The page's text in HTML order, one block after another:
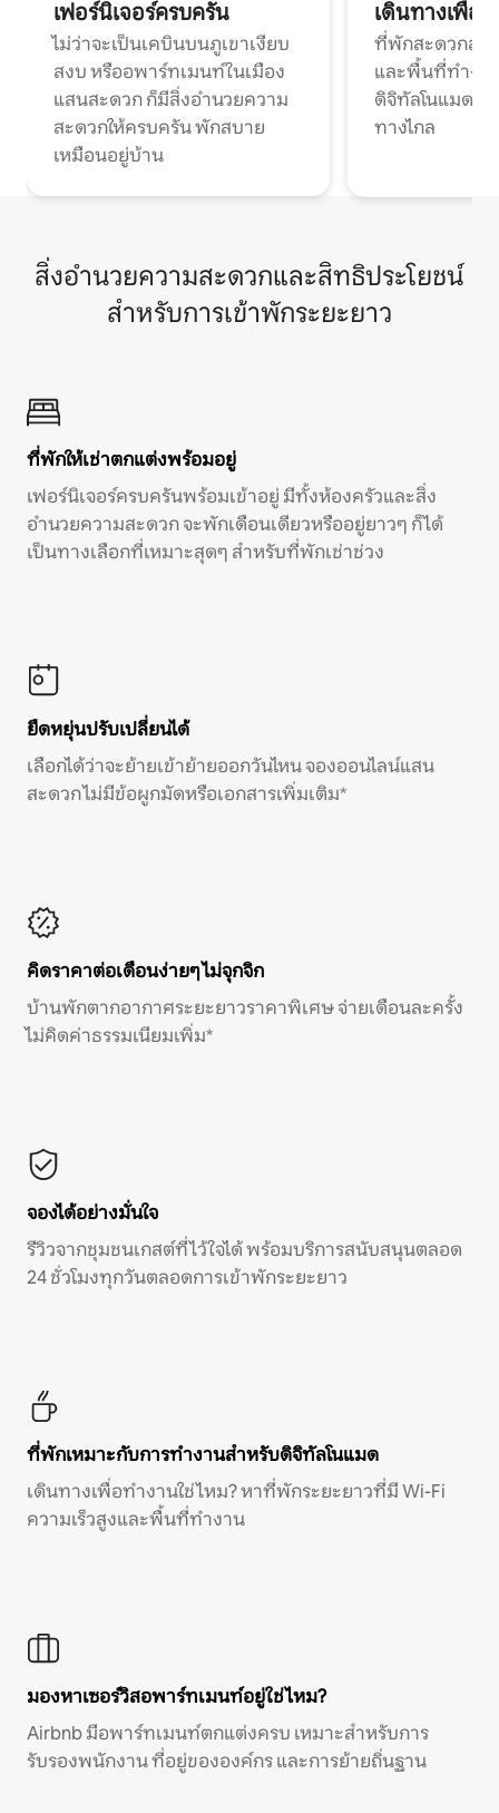
เฟอร์นิเจอร์ครบครัน
ไม่ว่าจะเป็นเคบินบนภูเขาเงียบ
สงบ หรืออพาร์ทเมนท์ในเมือง
แสนสะดวก ก็มีสิ่งอำนวยความ
สะดวกให้ครบครัน พักสบาย
เหมือนอยู่บ้าน
เดินทางเพื่อ
ที่พักสะดวกสบ
และพื้นที่ทำงา
ดิจิทัลโนแมดแ
ทางไกล
สิ่งอำนวยความสะดวกและสิทธิประโยชน์
สำหรับการเข้าพักระยะยาว
ที่พักให้เช่าตกแต่งพร้อมอยู่
เฟอร์นิเจอร์ครบครันพร้อมเข้าอยู่ มีทั้งห้องครัวและสิ่ง
อำนวยความสะดวก จะพักเดือนเดียวหรืออยู่ยาวๆ ก็ได้
เป็นทางเลือกที่เหมาะสุดๆ สำหรับที่พักเช่าช่วง
ยืดหยุ่นปรับเปลี่ยนได้
เลือกได้ว่าจะย้ายเข้าย้ายออกวันไหน จองออนไลน์แสน
สะดวก ไม่มีข้อผูกมัดหรือเอกสารเพิ่มเติม*
คิดราคาต่อเดือนง่ายๆ ไม่จุกจิก
บ้านพักตากอากาศระยะยาวราคาพิเศษ จ่ายเดือนละครั้ง
ไม่คิดค่าธรรมเนียมเพิ่ม*
จองได้อย่างมั่นใจ
รีวิวจากชุมชนเกสต์ที่ไว้ใจได้ พร้อมบริการสนับสนุนตลอด
24 ชั่วโมงทุกวันตลอดการเข้าพักระยะยาว
ที่พักเหมาะกับการทำงานสำหรับดิจิทัลโนแมด
เดินทางเพื่อทำงานใช่ไหม? หาที่พักระยะยาวที่มี Wi-Fi
ความเร็วสูงและพื้นที่ทำงาน
มองหาเซอร์วิสอพาร์ทเมนท์อยู่ใช่ไหม?
Airbnb มีอพาร์ทเมนท์ตกแต่งครบ เหมาะสำหรับการ
รับรองพนักงาน ที่อยู่ขององค์กร และการย้ายถิ่นฐาน